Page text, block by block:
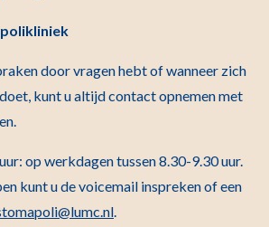
door vragen hebt of wanneer zich
kunt u altijd contact opnemen met
op werkdagen tussen 8.30-9.30 uur.
kunt u de voicemail inspreken of een
.